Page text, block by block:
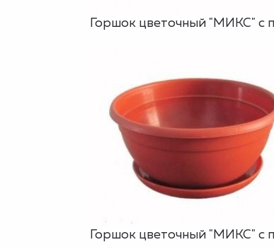
Горшок цветочный "МИКС" с
Горшок цветочный "МИКС" с